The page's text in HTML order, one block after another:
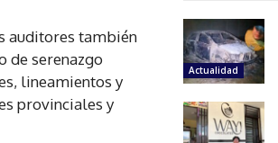
auditores también
de serenazgo
lineamientos y
provinciales y
Actualidad